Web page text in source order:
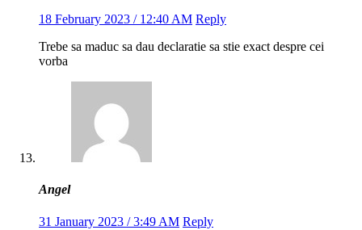
18 February 2023 / 12:40 AM Reply
Trebe sa maduc sa dau declaratie sa stie exact despre cei
vorba
Angel
31 January 2023 / 3:49 AM Reply